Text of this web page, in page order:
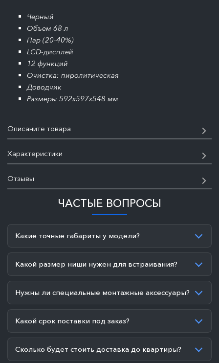
Черный
Объем 68 л
Пар (20-40%)
LCD-дисплей
12 функций
Очистка: пиролитическая
Доводчик
Размеры 592x597x548 мм
Описаните товара
Характеристики
Отзывы
ЧАСТЫЕ ВОПРОСЫ
Какие точные габариты у модели?
Какой размер ниши нужен для встраивания?
Нужны ли специальные монтажные аксессуары?
Какой срок поставки под заказ?
Сколько будет стоить доставка до квартиры?